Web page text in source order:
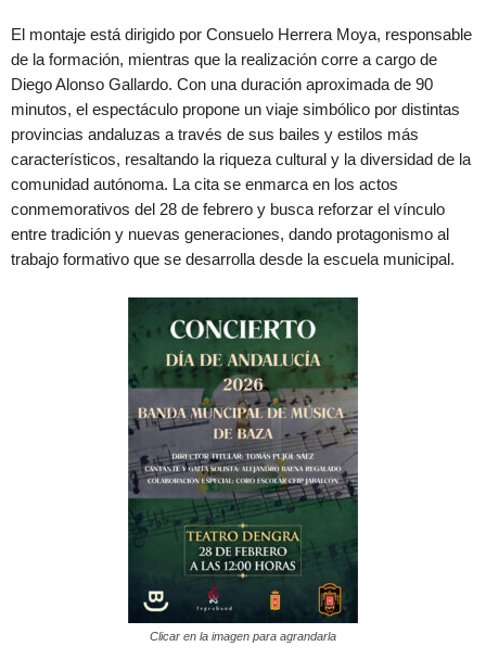
El montaje está dirigido por Consuelo Herrera Moya, responsable
de la formación, mientras que la realización corre a cargo de
Diego Alonso Gallardo. Con una duración aproximada de 90
minutos, el espectáculo propone un viaje simbólico por distintas
provincias andaluzas a través de sus bailes y estilos más
característicos, resaltando la riqueza cultural y la diversidad de la
comunidad autónoma. La cita se enmarca en los actos
conmemorativos del 28 de febrero y busca reforzar el vínculo
entre tradición y nuevas generaciones, dando protagonismo al
trabajo formativo que se desarrolla desde la escuela municipal.
Clicar en la imagen para agrandarla